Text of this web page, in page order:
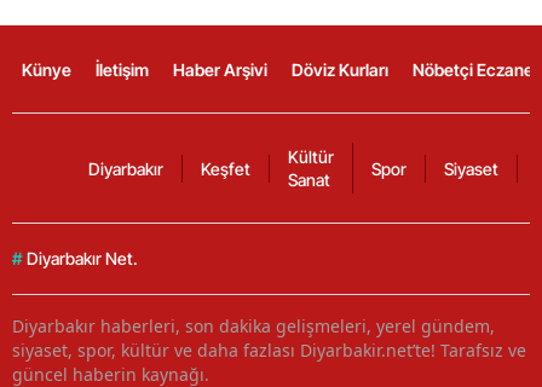
Künye İletişim Haber Arşivi Döviz Kurları Nöbetçi
Diyarbakır Keşfet
Kültür
Sanat
Spor Siyaset
# Diyarbakır Net.
Diyarbakır haberleri, son dakika gelişmeleri, yerel gündem,
siyaset, spor, kültür ve daha fazlası Diyarbakir.net’te! Tarafsız ve
güncel haberin kaynağı.